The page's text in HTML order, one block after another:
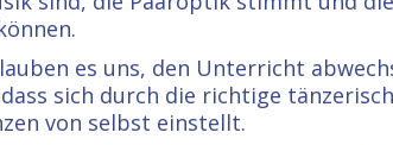
es uns, den Unterricht
sich durch die richtige
von selbst einstellt.